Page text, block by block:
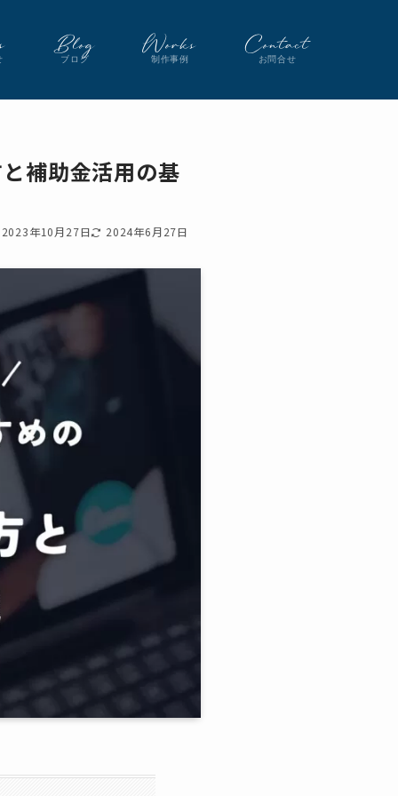
Blog
ブログ Works
制作事例 Contact
お問合せ
補助金活用の基
2023年10月27日 2024年6月27日